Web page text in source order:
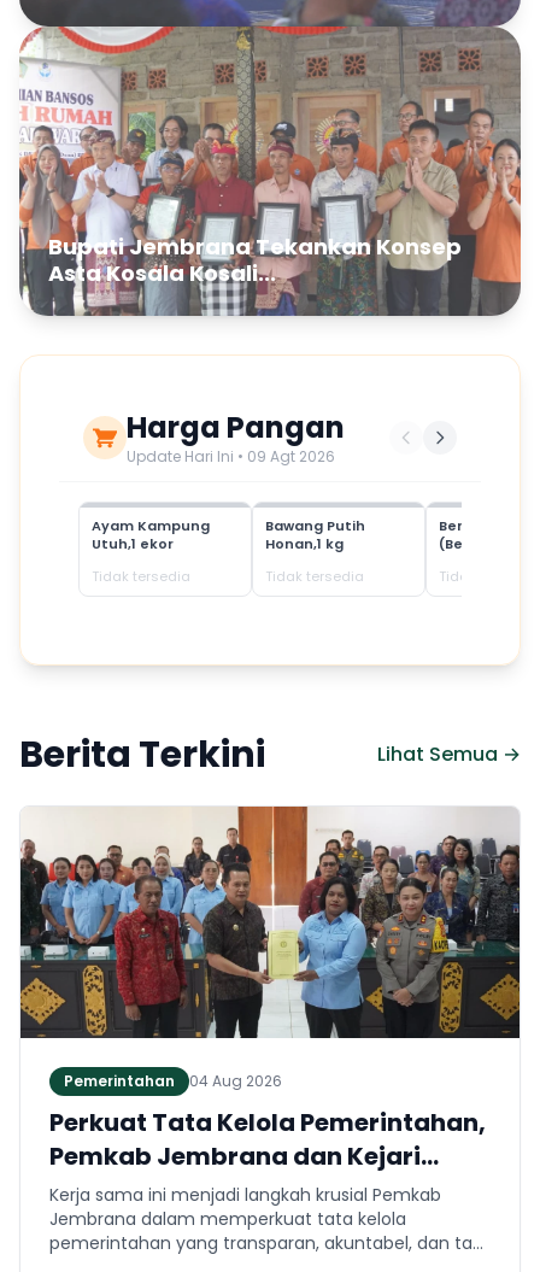
Bupati Jembrana Tekankan Konsep
Asta Kosala Kosali...
Harga Pangan
Update Hari Ini • 09 Agt 2026
Ayam Kampung
Utuh,1 ekor
Tidak tersedia
Bawang Putih
Honan,1 kg
Tidak tersedia
Beras
(Beras SPHP)
Tidak tersedia
Berita Terkini Lihat Semua →
Pemerintahan 04 Aug 2026
Perkuat Tata Kelola Pemerintahan,
Pemkab Jembrana dan Kejari
Jembrana Sepakati Kerja Sama
Hukum Datun
Kerja sama ini menjadi langkah krusial Pemkab
Jembrana dalam memperkuat tata kelola
pemerintahan yang transparan, akuntabel, dan taat